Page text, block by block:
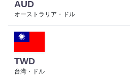
AUD
オーストラリア・ドル
TWD
台湾・ドル